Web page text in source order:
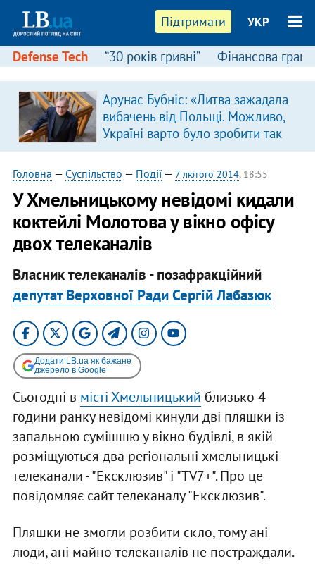
Підтримати УКР
Defense Tech “30 років гривні” Фінансова
Арунас Бубніс: «Литва зажадала
вибачень від Польщі. Можливо,
Україні варто було зробити так
само»
Головна — Суспільство — Події— 7 лютого 2014, 18:55
У Хмельницькому невідомі кидали
коктейлі Молотова у вікно офісу
двох телеканалів
Власник телеканалів - позафракційний
депутат Верховної Ради Сергій Лабазюк
Додати LB.ua як бажане
джерело в Google
Сьогодні в місті Хмельницький близько 4
години ранку невідомі кинули дві пляшки із
запальною сумішшю у вікно будівлі, в якій
розміщуються два регіональні хмельницькі
телеканали - "Ексклюзив" і "TV7+". Про це
повідомляє сайт телеканалу "Ексклюзив".
Пляшки не змогли розбити скло, тому ані
люди, ані майно телеканалів не постраждали.